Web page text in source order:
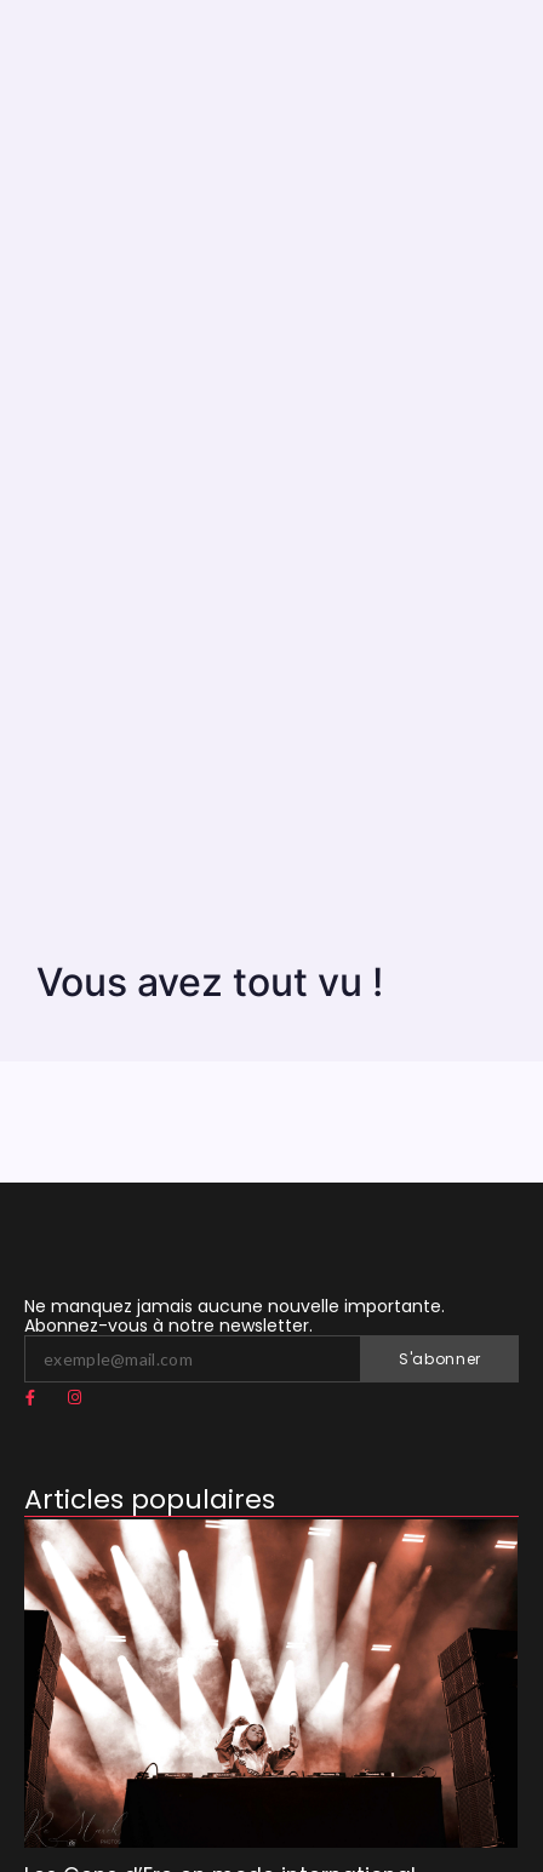
Vous avez tout vu !
Ne manquez jamais aucune nouvelle importante.
Abonnez-vous à notre newsletter.
S'abonner
Articles populaires